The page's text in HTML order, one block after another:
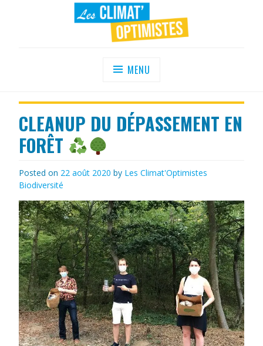
sain
MENU
CLEANUP DU DÉPASSEMENT EN
FORÊT
Posted on 22 août 2020 by Les Climat'Optimistes
Biodiversité